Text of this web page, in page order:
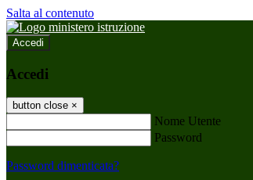
Salta al contenuto
Accedi
Accedi
button close ×
Nome Utente
Password
Password dimenticata?